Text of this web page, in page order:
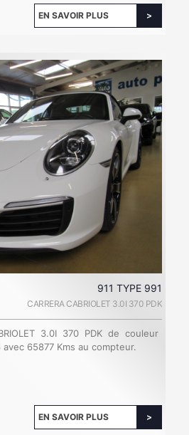
EN SAVOIR PLUS
911 TYPE 991
CARRERA CABRIOLET 3.0I 370 PDK
3.0I 370 PDK de couleur
avec 65877 Kms au compteur.
EN SAVOIR PLUS